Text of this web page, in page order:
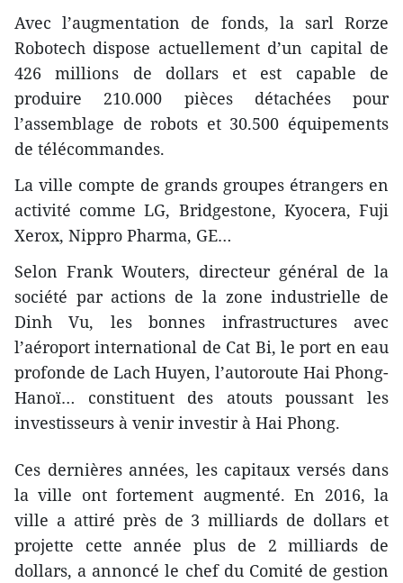
Avec l’augmentation de fonds, la sarl Rorze
Robotech dispose actuellement d’un capital de
426 millions de dollars et est capable de
produire 210.000 pièces détachées pour
l’assemblage de robots et 30.500 équipements
de télécommandes.
La ville compte de grands groupes étrangers en
activité comme LG, Bridgestone, Kyocera, Fuji
Xerox, Nippro Pharma, GE…
Selon Frank Wouters, directeur général de la
société par actions de la zone industrielle de
Dinh Vu, les bonnes infrastructures avec
l’aéroport international de Cat Bi, le port en eau
profonde de Lach Huyen, l’autoroute Hai Phong-
Hanoï… constituent des atouts poussant les
investisseurs à venir investir à Hai Phong.
Ces dernières années, les capitaux versés dans
la ville ont fortement augmenté. En 2016, la
ville a attiré près de 3 milliards de dollars et
projette cette année plus de 2 milliards de
dollars, a annoncé le chef du Comité de gestion